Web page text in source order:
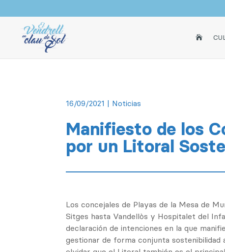
INICIO
16/09/2021 | Noticias
Manifiesto de los
por un Litoral
Los concejales de Playas de la Mesa de
Sitges hasta Vandellòs y Hospitalet del
declaración de intenciones en la que
gestionar de forma conjunta sostenibilidad